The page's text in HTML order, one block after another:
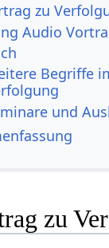
Verfolgung‏‎ Audio
Begriffe
und